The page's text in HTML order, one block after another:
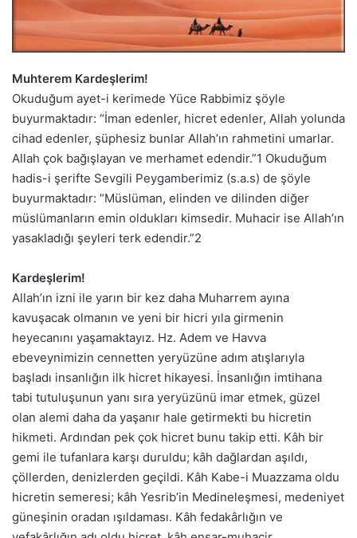
Muhterem Kardeşlerim!
Okuduğum ayet-i kerimede Yüce Rabbimiz şöyle
buyurmaktadır: “İman edenler, hicret edenler, Allah yolunda
cihad edenler, şüphesiz bunlar Allah’ın rahmetini umarlar.
Allah çok bağışlayan ve merhamet edendir.”1 Okuduğum
hadis-i şerifte Sevgili Peygamberimiz (s.a.s) de şöyle
buyurmaktadır: “Müslüman, elinden ve dilinden diğer
müslümanların emin oldukları kimsedir. Muhacir ise Allah’ın
yasakladığı şeyleri terk edendir.”2
Kardeşlerim!
Allah’ın izni ile yarın bir kez daha Muharrem ayına
kavuşacak olmanın ve yeni bir hicri yıla girmenin
heyecanını yaşamaktayız. Hz. Adem ve Havva
ebeveynimizin cennetten yeryüzüne adım atışlarıyla
başladı insanlığın ilk hicret hikayesi. İnsanlığın imtihana
tabi tutuluşunun yanı sıra yeryüzünü imar etmek, güzel
olan alemi daha da yaşanır hale getirmekti bu hicretin
hikmeti. Ardından pek çok hicret bunu takip etti. Kâh bir
gemi ile tufanlara karşı duruldu; kâh dağlardan aşıldı,
çöllerden, denizlerden geçildi. Kâh Kabe-i Muazzama oldu
hicretin semeresi; kâh Yesrib’in Medineleşmesi, medeniyet
güneşinin oradan ışıldaması. Kâh fedakârlığın ve